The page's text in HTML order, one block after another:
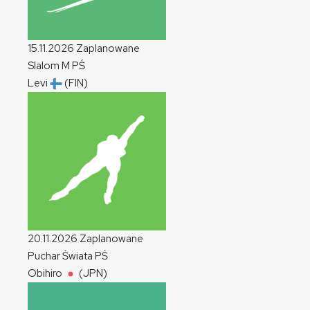
15.11.2026 Zaplanowane
Slalom M PŚ
Levi
(FIN)
20.11.2026 Zaplanowane
Puchar Świata PŚ
Obihiro
(JPN)